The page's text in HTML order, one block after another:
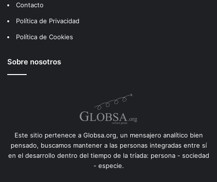
Contacto
Política de Privacidad
Política de Cookies
Sobre nosotros
Este sitio pertenece a Globsa.org, un mensajero analítico bien
pensado, buscamos mantener a las personas integradas entre sí
en el desarrollo dentro del tiempo de la tríada: persona - sociedad
- especie.